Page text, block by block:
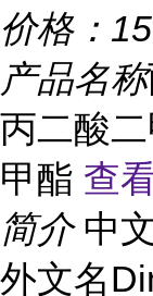
价格： 15
产品名称
丙二酸
甲酯 查
简介 中
外文名